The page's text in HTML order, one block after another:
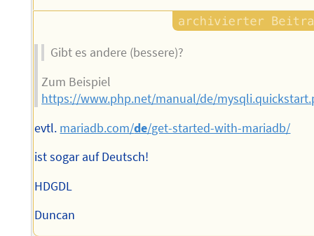
Gibt es andere (bessere)?
Zum Beispiel
https://www.php.net/manual/de/
evtl. mariadb.com/de/get-started-with-mariadb/
ist sogar auf Deutsch!
HDGDL
Duncan